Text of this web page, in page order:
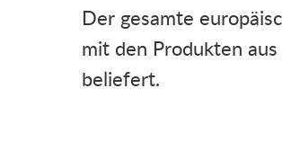
Der gesamte
mit den Produkten
beliefert.